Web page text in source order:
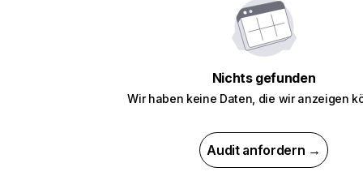
Nichts gefunden
Wir haben keine Daten, die wir anzeigen
Audit anfordern →